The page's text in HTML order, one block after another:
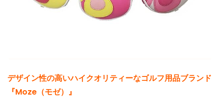
デザイン性の高いハイクオリティーなゴルフ用品ブランド
『moze（モゼ）』